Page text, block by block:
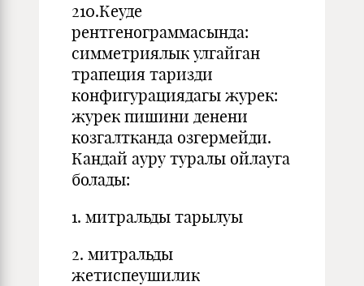
210.Кеуде
рентгенограммасында:
симметриялык улгайган
трапеция таризди
конфигурациядагы журек:
журек пишини денени
козгалтканда озгермейди.
Кандай ауру туралы ойлауга
болады:
1. митральды тарылуы
2. митральды
жетиспеушилик